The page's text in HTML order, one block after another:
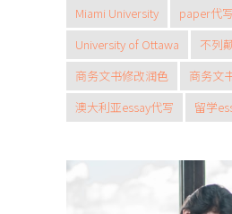
Miami University
paper代写
University of Ottawa
不列
商务文书修改润色
商务文
澳大利亚essay代写
留学